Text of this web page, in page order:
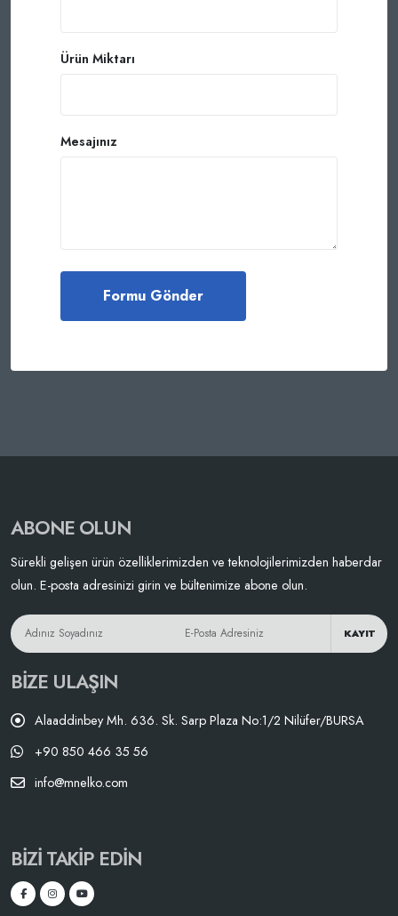
Ürün Miktarı
Mesajınız
ABONE OLUN
Sürekli gelişen ürün özelliklerimizden ve teknolojilerimizden haberdar
olun. E-posta adresinizi girin ve bültenimize abone olun.
KAYIT
BIZE ULAŞIN
Alaaddinbey Mh. 636. Sk. Sarp Plaza No:1/2 Nilüfer/BURSA
+90 850 466 35 56
info@mnelko.com
BIZI TAKIP EDIN